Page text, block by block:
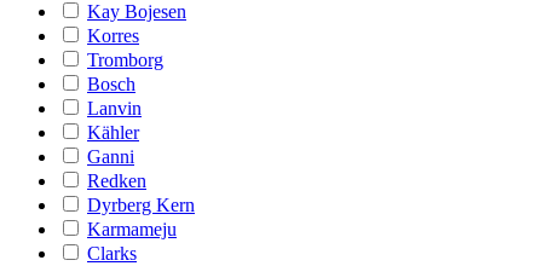
Kay Bojesen
Korres
Tromborg
Bosch
Lanvin
Kähler
Ganni
Redken
Dyrberg Kern
Karmameju
Clarks